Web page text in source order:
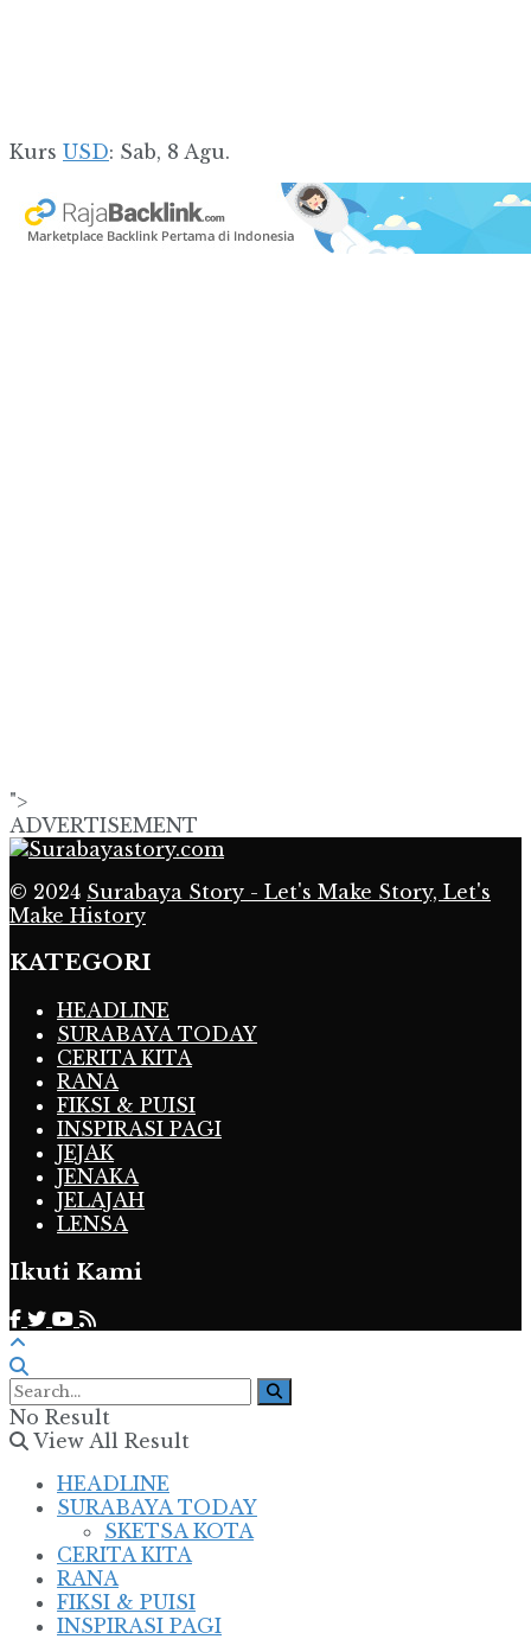
Kurs USD: Sab, 8 Agu.
">
ADVERTISEMENT
© 2024 Surabaya Story - Let's Make Story, Let's
Make History
KATEGORI
HEADLINE
SURABAYA TODAY
CERITA KITA
RANA
FIKSI & PUISI
INSPIRASI PAGI
JEJAK
JENAKA
JELAJAH
LENSA
Ikuti Kami
No Result
View All Result
HEADLINE
SURABAYA TODAY
SKETSA KOTA
CERITA KITA
RANA
FIKSI & PUISI
INSPIRASI PAGI